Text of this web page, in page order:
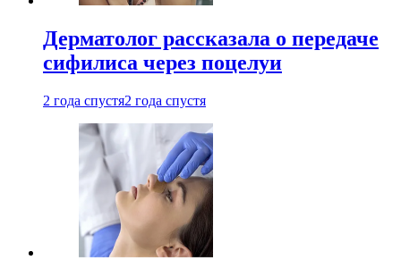
Дерматолог рассказала о передаче
сифилиса через поцелуи
2 года спустя2 года спустя